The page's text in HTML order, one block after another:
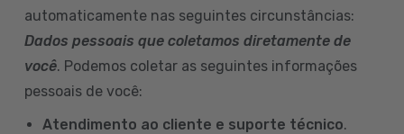
automaticamente nas seguintes circunstâncias:
Dados pessoais que coletamos diretamente de
você. Podemos coletar as seguintes informações
pessoais de você:
Atendimento ao cliente e suporte técnico.